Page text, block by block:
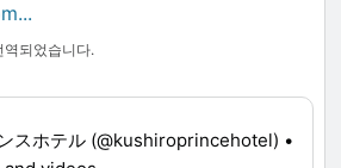
...
역되었습니다.
ンスホテル (@kushiroprincehotel) •